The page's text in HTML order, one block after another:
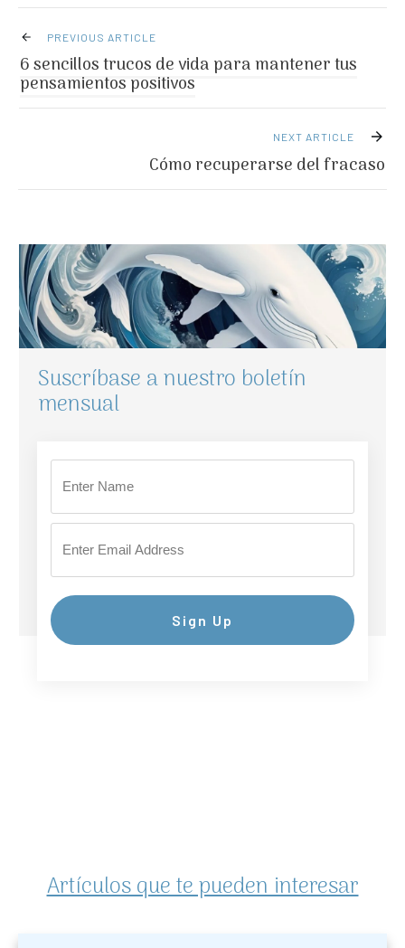
PREVIOUS ARTICLE
6 sencillos trucos de vida para mantener tus
pensamientos positivos
NEXT ARTICLE
Cómo recuperarse del fracaso
Suscríbase a nuestro boletín
mensual
Sign Up
Artículos que te pueden interesar